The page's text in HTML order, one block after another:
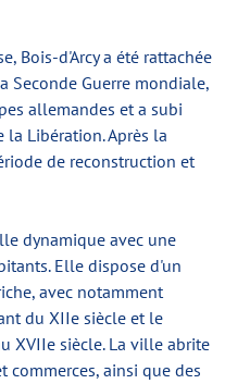
Bois-d'Arcy a été rattachée
Seconde Guerre mondiale,
allemandes et a subi
Libération. Après la
de reconstruction et
dynamique avec une
Elle dispose d'un
avec notamment
du XIIe siècle et le
XVIIe siècle. La ville abrite
commerces, ainsi que des